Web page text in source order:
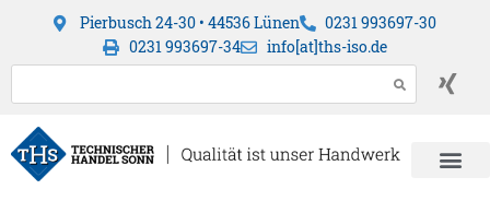
Pierbusch 24-30 • 44536 Lünen
0231 993697-30
0231 993697-34
info[at]ths-iso.de